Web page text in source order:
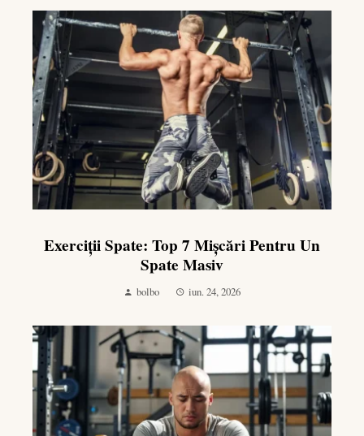
Exerciții Spate: Top 7 Mișcări Pentru Un
Spate Masiv
bolbo iun. 24, 2026